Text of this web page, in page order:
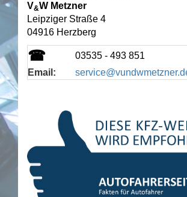
V&W Metzner
Leipziger Straße 4
04916 Herzberg
☎
03535 - 493 851
Email: